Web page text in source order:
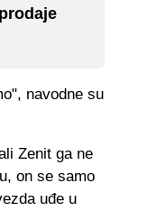
navodne su
Zenit ga ne
on se samo
uđe u